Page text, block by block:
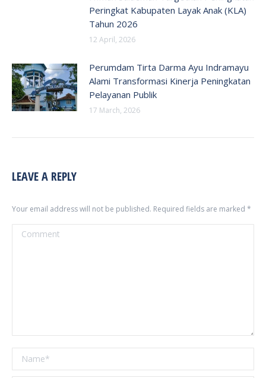
Peringkat Kabupaten Layak Anak (KLA)
Tahun 2026
12 April, 2026
Perumdam Tirta Darma Ayu Indramayu
Alami Transformasi Kinerja Peningkatan
Pelayanan Publik
17 March, 2026
LEAVE A REPLY
Your email address will not be published. Required fields are marked *
Comment
Name *